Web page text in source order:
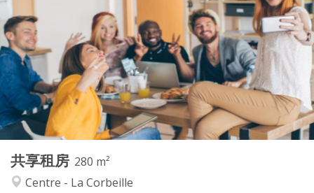
共享租房 280 m²
Centre - La Corbeille
租金:
435 €
水电费:
100 €
租期:
12个月
住房登记:
可登记
布局
浴室:
独立
厨房:
共用
面积:
280 m
2
私人房间:
5